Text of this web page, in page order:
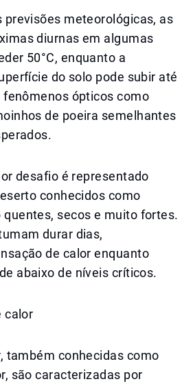
previsões meteorológicas, as
diurnas em algumas
50°C, enquanto a
do solo pode subir até
fenômenos ópticos como
de poeira semelhantes
desafio é representado
conhecidos como
quentes, secos e muito fortes.
durar dias,
de calor enquanto
abaixo de níveis críticos.
calor
também conhecidas como
são caracterizadas por